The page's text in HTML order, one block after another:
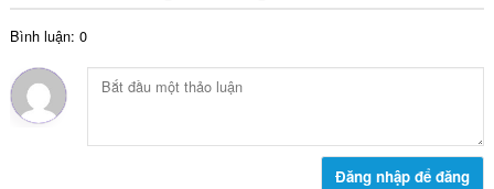
:p
n
g
x
ế
ạ
Bình luận: 0
Đăng nhập để đăng